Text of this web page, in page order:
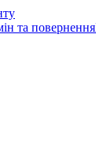
та повернення